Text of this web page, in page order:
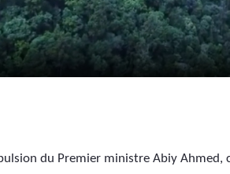
du Premier ministre Abiy